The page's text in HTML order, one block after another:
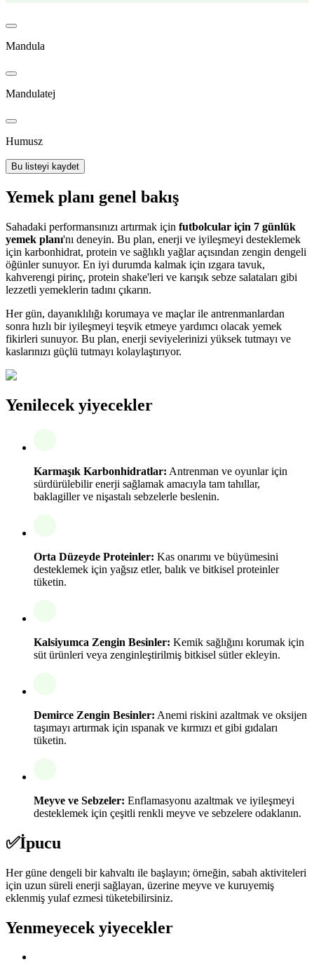
Mandula
Mandulatej
Humusz
Bu listeyi kaydet
Yemek planı genel bakış
Sahadaki performansınızı artırmak için futbolcular için 7 günlük
yemek planı'nı deneyin. Bu plan, enerji ve iyileşmeyi desteklemek
için karbonhidrat, protein ve sağlıklı yağlar açısından zengin dengeli
öğünler sunuyor. En iyi durumda kalmak için ızgara tavuk,
kahverengi pirinç, protein shake'leri ve karışık sebze salataları gibi
lezzetli yemeklerin tadını çıkarın.
Her gün, dayanıklılığı korumaya ve maçlar ile antrenmanlardan
sonra hızlı bir iyileşmeyi teşvik etmeye yardımcı olacak yemek
fikirleri sunuyor. Bu plan, enerji seviyelerinizi yüksek tutmayı ve
kaslarınızı güçlü tutmayı kolaylaştırıyor.
Yenilecek yiyecekler
Karmaşık Karbonhidratlar: Antrenman ve oyunlar için
sürdürülebilir enerji sağlamak amacıyla tam tahıllar,
baklagiller ve nişastalı sebzelerle beslenin.
Orta Düzeyde Proteinler: Kas onarımı ve büyümesini
desteklemek için yağsız etler, balık ve bitkisel proteinler
tüketin.
Kalsiyumca Zengin Besinler: Kemik sağlığını korumak için
süt ürünleri veya zenginleştirilmiş bitkisel sütler ekleyin.
Demirce Zengin Besinler: Anemi riskini azaltmak ve oksijen
taşımayı artırmak için ıspanak ve kırmızı et gibi gıdaları
tüketin.
Meyve ve Sebzeler: Enflamasyonu azaltmak ve iyileşmeyi
desteklemek için çeşitli renkli meyve ve sebzelere odaklanın.
✅İpucu
Her güne dengeli bir kahvaltı ile başlayın; örneğin, sabah aktiviteleri
için uzun süreli enerji sağlayan, üzerine meyve ve kuruyemiş
eklenmiş yulaf ezmesi tüketebilirsiniz.
Yenmeyecek yiyecekler